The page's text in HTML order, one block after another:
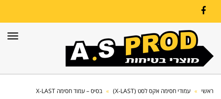
Facebook
ראשי » עמודי חסימה אקס לסט (X-LAST) » בסיס – עמוד חסימה X-LAST